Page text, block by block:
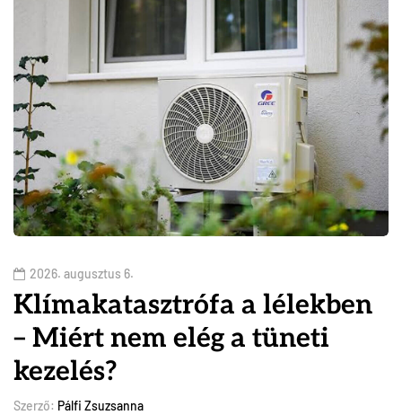
2026. augusztus 6.
Klímakatasztrófa a lélekben
– Miért nem elég a tüneti
kezelés?
Szerző: Pálfi Zsuzsanna